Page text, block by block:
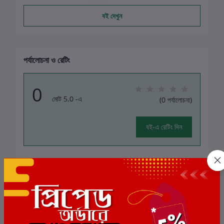
বই দেখুন
পর্যালোচনা ও রেটিং
0 মোট 5.0 -এ (0 পর্যালোচনা)
বই-এ রেটিং দিন
এই বইয়ের জন্য এখনও কোন পর্যালোচনা নেই
সংশ্লিষ্ট বই